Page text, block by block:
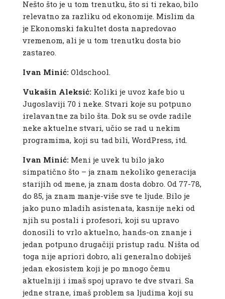
Nešto što je u tom trenutku, što si ti rekao, bilo
relevatno za razliku od ekonomije. Mislim da
je Ekonomski fakultet dosta napredovao
vremenom, ali je u tom trenutku dosta bio
zastareo.
Ivan Minić:Oldschool.
Vukašin Aleksić:Koliki je uvoz kafe bio u
Jugoslaviji 70 i neke. Stvari koje su potpuno
irelavantne za bilo šta. Dok su se ovde radile
neke aktuelne stvari, učio se rad u nekim
programima, koji su tad bili, WordPress, itd.
Ivan Minić:Meni je uvek tu bilo jako
simpatično što – ja znam nekoliko generacija
starijih od mene, ja znam dosta dobro. Od 77-78,
do 85, ja znam manje-više sve te ljude. Bilo je
jako puno mladih asistenata, kasnije neki od
njih su postali i profesori, koji su upravo
donosili to vrlo aktuelno, hands-on znanje i
jedan potpuno drugačiji pristup radu. Ništa od
toga nije apriori dobro, ali generalno dobiješ
jedan ekosistem koji je po mnogo čemu
aktuelniji i imaš spoj upravo te dve stvari. Sa
jedne strane, imaš problem sa ljudima koji su